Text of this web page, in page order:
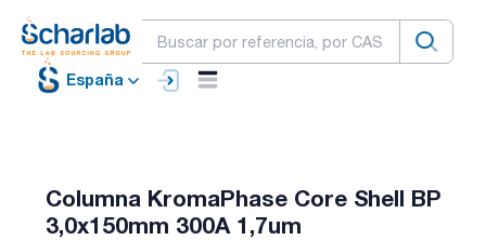
España
Columna KromaPhase Core Shell BP
3,0x150mm 300A 1,7um